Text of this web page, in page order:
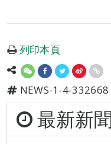
列印本頁
NEWS-1-4-332668
最新新